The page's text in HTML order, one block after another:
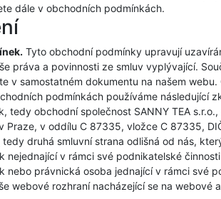
dále v obchodních podmínkách.
Tyto obchodní podmínky upravují
práva a povinnosti ze smluv vyplývající.
v samostatném dokumentu na našem
podmínkách používáme následující
tedy obchodní společnost SANNY TEA
Praze, v oddílu C 87335, vložce C 87335,
druhá smluvní strana odlišná od nás,
nejednající v rámci své podnikatelské
nebo právnická osoba jednající v rámci své
webové rozhraní nacházející se na webové